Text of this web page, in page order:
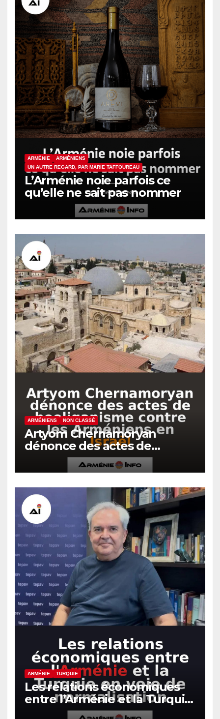
ARMÉNIE
ARMÉNIENS
UN AUTRE REGARD, PAR MARIE TAFFOUREAU
L’Arménie noie parfois ce
qu’elle ne sait pas nommer
ARMÉNIENS NON CLASSÉ
Artyom Chernamoryan
dénonce des actes de
hooliganisme contre les
Arméniens en Israël
ARMÉNIE TURQUIE
Les relations économiques
entre l’Arménie et la Turquie
en voie de normalisation